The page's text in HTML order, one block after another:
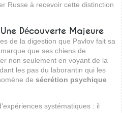
Russe à recevoir cette distinction
Découverte Majeure
de la digestion que Pavlov fait sa
que ses chiens de
non seulement en voyant de la
les pas du laborantin qui les
de sécrétion psychique
systématiques : il